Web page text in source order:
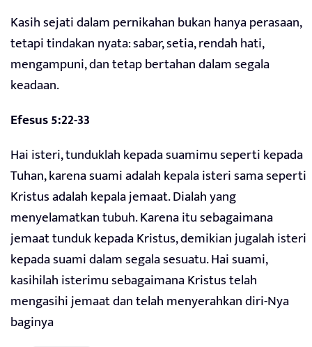
Kasih sejati dalam pernikahan bukan hanya perasaan,
tetapi tindakan nyata: sabar, setia, rendah hati,
mengampuni, dan tetap bertahan dalam segala
keadaan.
Efesus 5:22-33
Hai isteri, tunduklah kepada suamimu seperti kepada
Tuhan, karena suami adalah kepala isteri sama seperti
Kristus adalah kepala jemaat. Dialah yang
menyelamatkan tubuh. Karena itu sebagaimana
jemaat tunduk kepada Kristus, demikian jugalah isteri
kepada suami dalam segala sesuatu. Hai suami,
kasihilah isterimu sebagaimana Kristus telah
mengasihi jemaat dan telah menyerahkan diri-Nya
baginya